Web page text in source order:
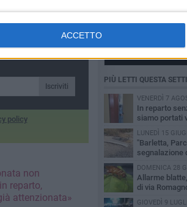
ACCETTO
Iscriviti
policy
non
reparto,
attenzionata»
PIÙ LETTI QUESTA
VENERDÌ 7
In reparto
siamo portati
LUNEDÌ 15
"Barletta,
segnalazione
DOMENICA 28
Allarme
di via
GIOVEDÌ 9